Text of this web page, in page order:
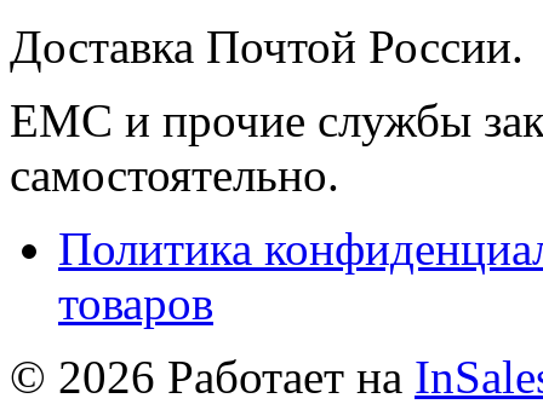
Доставка Почтой России.
ЕМС и прочие службы
самостоятельно.
Политика
товаров
© 2026 Работает на